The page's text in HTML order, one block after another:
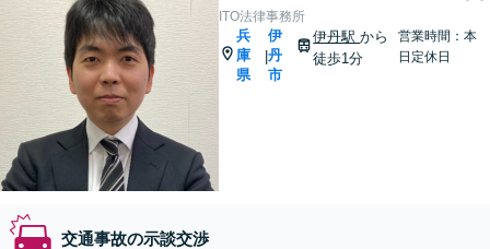
ITO法律事務所
兵
庫
県
|
伊
丹
市
伊丹駅から
徒歩1分
営業時間：本
日定休日
交通事故の示談交渉